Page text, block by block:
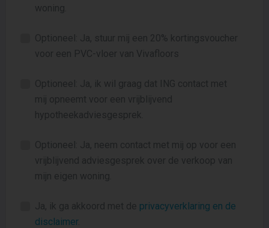
woning.
Optioneel: Ja, stuur mij een 20% kortingsvoucher
voor een PVC-vloer van Vivafloors
Optioneel: Ja, ik wil graag dat ING contact met
mij opneemt voor een vrijblijvend
hypotheekadviesgesprek.
Optioneel: Ja, neem contact met mij op voor een
vrijblijvend adviesgesprek over de verkoop van
mijn eigen woning.
Ja, ik ga akkoord met de privacyverklaring en de
disclaimer.